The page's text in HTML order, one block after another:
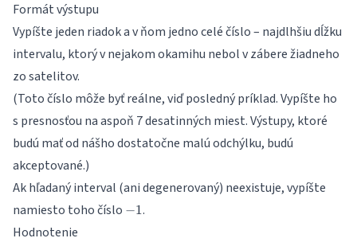
< r_i
\leq
10^6
Formát výstupu
Vypíšte jeden riadok a v ňom jedno celé číslo – najdlhšiu dĺžku
intervalu, ktorý v nejakom okamihu nebol v zábere žiadneho
zo satelitov.
(Toto číslo môže byť reálne, viď posledný príklad. Vypíšte ho
s presnosťou na aspoň 7 desatinných miest. Výstupy, ktoré
budú mať od nášho dostatočne malú odchýlku, budú
akceptované.)
Ak hľadaný interval (ani degenerovaný) neexistuje, vypíšte
namiesto toho číslo -1
−1.
Hodnotenie